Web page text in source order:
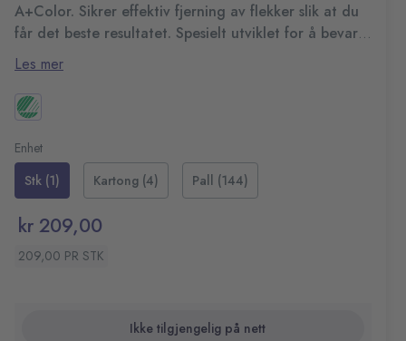
A+Color. Sikrer effektiv fjerning av flekker slik at du
får det beste resultatet. Spesielt utviklet for å bevare
fargene.
Effektiv farget vask ned til 30 grader
Gir 55 klesvask
Les mer
Enhet
Stk (1)
Kartong (4) Pall (144)
kr 209,00
209,00 PR STK
Ikke tilgjengelig på nett